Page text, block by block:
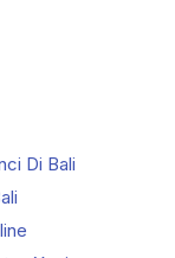
Di Bali